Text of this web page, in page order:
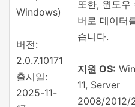
Windows)
버전:
2.0.7.10171
출시일:
2025-11-
또한, 윈도우
버로 데이터
습니다.
지원 OS:
11, Server
2008/2012/